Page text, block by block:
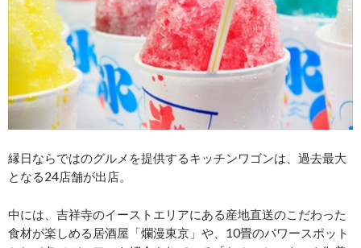
縁日ならではのグルメを提供するキッチンワゴンは、過去最大
となる24店舗が出店。
中には、吉祥寺のイーストエリアにある産地直送のこだわった
食材が楽しめる居酒屋「爛漫東京」や、10畳のパワースポット